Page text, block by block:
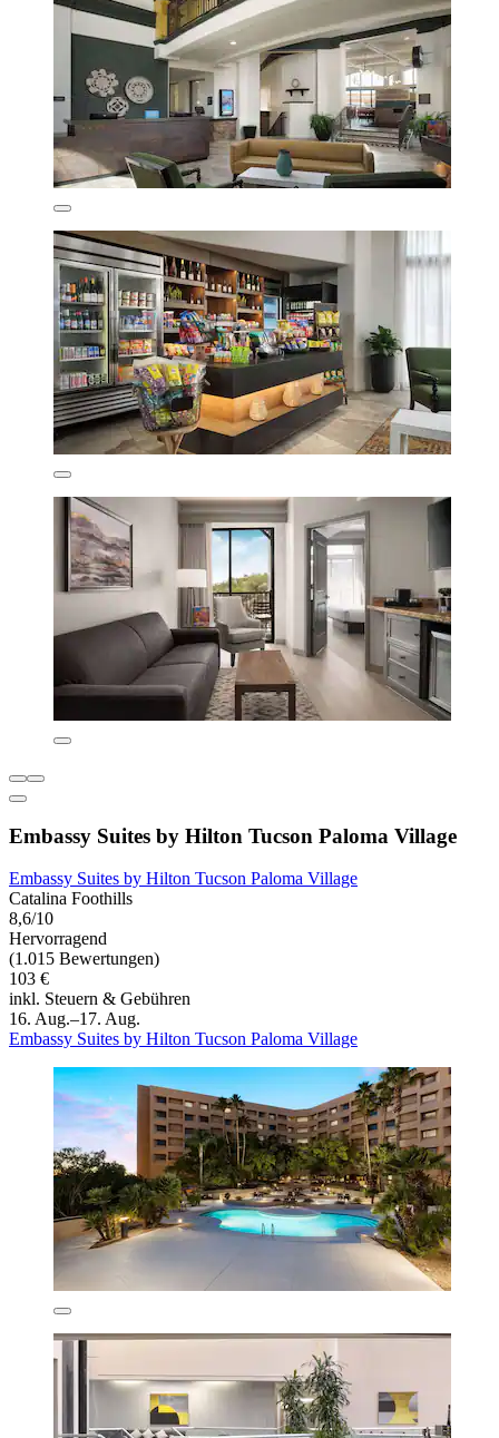
Embassy Suites by Hilton Tucson Paloma Village
Embassy Suites by Hilton Tucson Paloma Village
Catalina Foothills
8,6/10
Hervorragend
(1.015 Bewertungen)
103 €
inkl. Steuern & Gebühren
16. Aug.–17. Aug.
Embassy Suites by Hilton Tucson Paloma Village